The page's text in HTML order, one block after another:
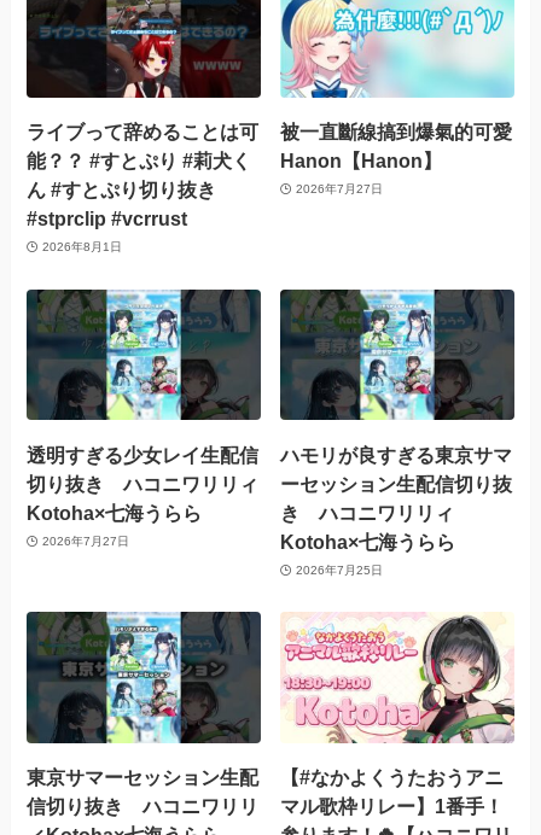
ライブって辞めることは可
能？？ #すとぷり #莉犬く
ん #すとぷり切り抜き
#stprclip #vcrrust
2026年8月1日
被一直斷線搞到爆氣的可愛
Hanon【Hanon】
2026年7月27日
透明すぎる少女レイ生配信
切り抜き ハコニワリリィ
Kotoha×七海うらら
2026年7月27日
ハモリが良すぎる東京サマ
ーセッション生配信切り抜
き ハコニワリリィ
Kotoha×七海うらら
2026年7月25日
東京サマーセッション生配
信切り抜き ハコニワリリ
【#なかよくうたおうアニ
マル歌枠リレー】1番手！